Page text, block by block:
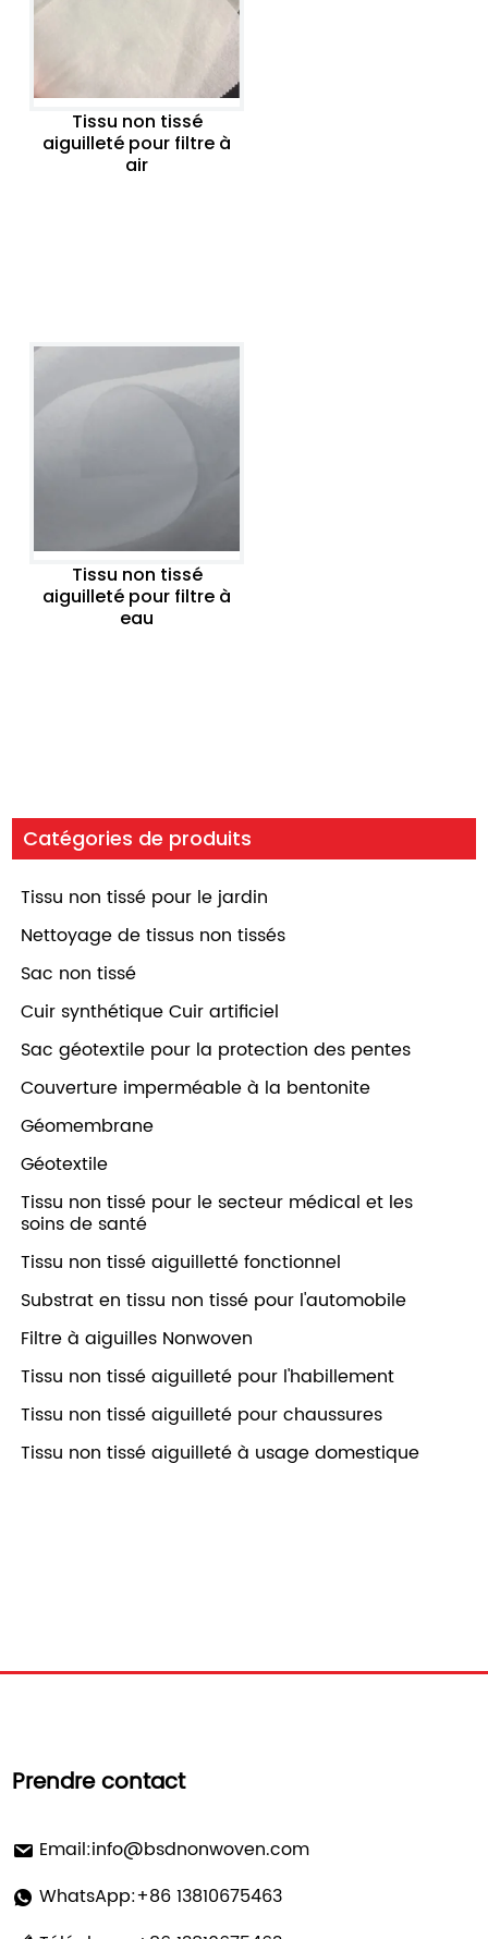
Tissu non tissé
aiguilleté pour filtre à
air
Tissu non tissé
aiguilleté pour filtre à
eau
Catégories de produits
Tissu non tissé pour le jardin
Nettoyage de tissus non tissés
Sac non tissé
Cuir synthétique Cuir artificiel
Sac géotextile pour la protection des pentes
Couverture imperméable à la bentonite
Géomembrane
Géotextile
Tissu non tissé pour le secteur médical et les
soins de santé
Tissu non tissé aiguilletté fonctionnel
Substrat en tissu non tissé pour l'automobile
Filtre à aiguilles Nonwoven
Tissu non tissé aiguilleté pour l'habillement
Tissu non tissé aiguilleté pour chaussures
Tissu non tissé aiguilleté à usage domestique
Prendre contact
Email:info@bsdnonwoven.com
WhatsApp:+86 13810675463